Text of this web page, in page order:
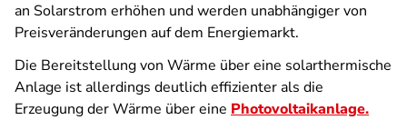
an Solarstrom erhöhen und werden unabhängiger von
Preisveränderungen auf dem Energiemarkt.
Die Bereitstellung von Wärme über eine solarthermische
Anlage ist allerdings deutlich effizienter als die
Erzeugung der Wärme über eine Photovoltaikanlage.